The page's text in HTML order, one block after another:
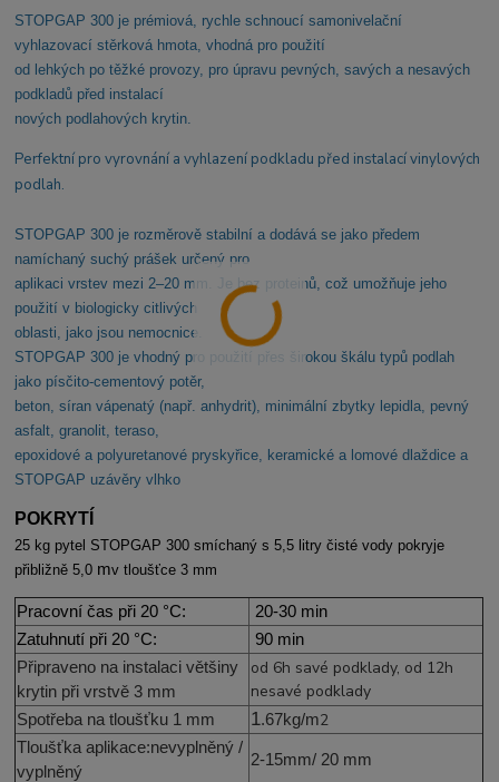
STOPGAP 300 je prémiová, rychle schnoucí samonivelační
vyhlazovací stěrková hmota, vhodná pro použití
od lehkých po těžké provozy, pro úpravu pevných, savých a nesavých
podkladů před instalací
nových podlahových krytin.
Perfektní pro vyrovnání a vyhlazení podkladu před instalací vinylových
podlah.
STOPGAP 300 je rozměrově stabilní a dodává se jako předem
namíchaný suchý prášek určený pro
aplikaci vrstev mezi 2–20 mm. Je bez proteinů, což umožňuje jeho
použití v biologicky citlivých
oblasti, jako jsou nemocnice.
STOPGAP 300 je vhodný pro použití přes širokou škálu typů podlah
jako písčito-cementový potěr,
beton, síran vápenatý (např. anhydrit), minimální zbytky lepidla, pevný
asfalt, granolit, teraso,
epoxidové a polyuretanové pryskyřice, keramické a lomové dlaždice a
STOPGAP uzávěry vlhko
POKRYTÍ
25 kg pytel STOPGAP 300 smíchaný s 5,5 litry čisté vody pokryje
přibližně 5,0 mv tloušťce 3 mm
Pracovní čas při 20 °C:
20-30 min
Zatuhnutí při 20 °C:
90 min
Připraveno na instalaci většiny
krytin při vrstvě 3 mm
od 6h savé podklady, od 12h
nesavé podklady
Spotřeba na tloušťku 1 mm 1.67kg/m2
Tloušťka aplikace:nevyplněný /
vyplněný
2-1 5mm/ 20 mm